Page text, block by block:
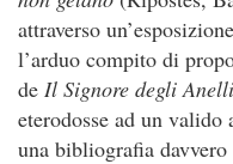
attraverso
l’arduo compito di
de Il Signore degli Anelli
eterodosse ad un valido
una bibliografia davvero